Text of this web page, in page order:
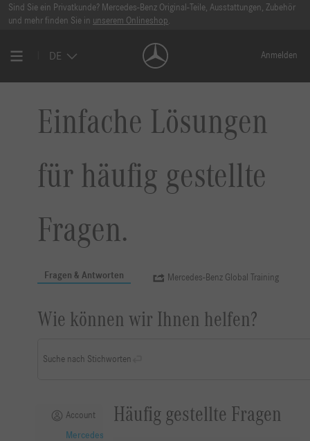
Sind Sie ein Privatkunde? Mercedes-Benz Original-Teile, Ausstattungen, Zubehör
und mehr finden Sie in unserem Onlineshop.
DE Anmelden
Einfache Lösungen
für häufig gestellte
Fragen.
Fragen & Antworten Mercedes-Benz Global Training
Wie können wir Ihnen helfen?
Suche nach Stichworten
Account
Mercedes-
Häufig gestellte Fragen